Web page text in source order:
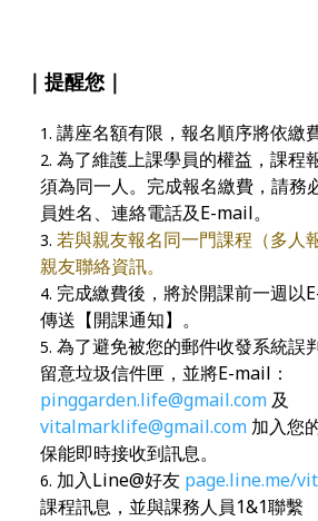
｜提醒您｜
講座名額有限，報名順序將依繳
為了維護上課學員的權益，課程
須為同一人。完成報名繳費，請務
員姓名、連絡電話及E-mail。
若與親友報名同一門課程（多人
親友聯絡資訊。
完成繳費後，將於開課前一週以
傳送【開課通知】。
為了避免被您的郵件收發系統誤
留意垃圾信件匣，並將E-mail：
pinggarden.life@gmail.com 及
vitalmarklife@gmail.com 加入您
保能即時接收到訊息。
加入Line@好友 page.line.me/
課程訊息，並與課務人員1&1聯繫